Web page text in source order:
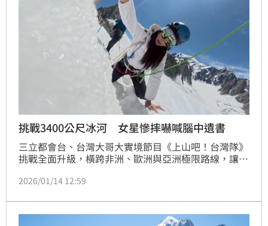
挑戰3400公尺冰河 女星慘摔嚇喊腦中遺書
三立都會台、台灣大哥大實境節目《上山吧！台灣隊》
挑戰全面升級，橫跨非洲、歐洲與亞洲極限路線，讓主
危險也最美麗之峰」的瑞士馬特洪峰，團隊在正式攀登
「雪地模擬考」。全員穿戴岩盔、冰爪與冰斧，在低溫
與稀薄空氣中反覆演練保命技巧，任何失誤都可能釀成
2026/01/14 12:59